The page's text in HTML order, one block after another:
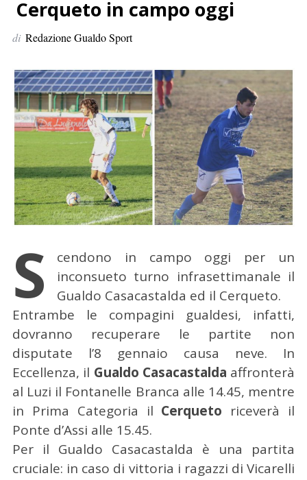
e
r
Cerqueto in campo oggi
di Redazione Gualdo Sport
S
cendono in campo oggi per un
inconsueto turno infrasettimanale il
Gualdo Casacastalda ed il Cerqueto.
Entrambe le compagini gualdesi, infatti,
dovranno recuperare le partite non
disputate l’8 gennaio causa neve. In
Eccellenza, il Gualdo Casacastalda affronterà
al Luzi il Fontanelle Branca alle 14.45, mentre
in Prima Categoria il Cerqueto riceverà il
Ponte d’Assi alle 15.45.
Per il Gualdo Casacastalda è una partita
cruciale: in caso di vittoria i ragazzi di Vicarelli